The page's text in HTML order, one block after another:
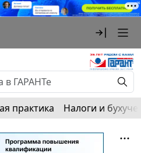
практика Налоги и